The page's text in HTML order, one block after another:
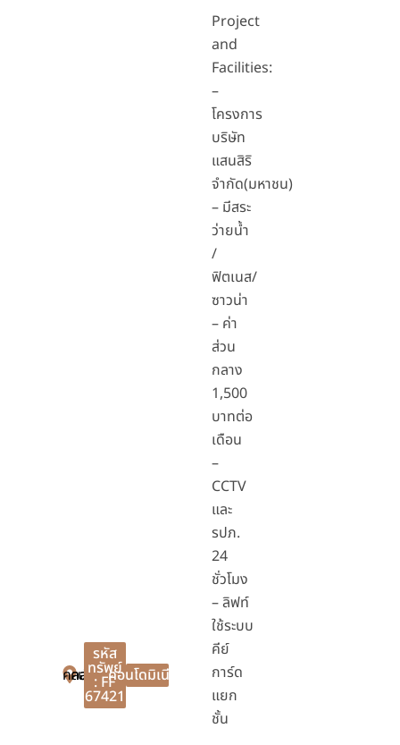
คลองหลวง
คลองหลวง
ปทุมธานี
รหัส
ทรัพย์
: FF
67421
คอนโดมิเนียม
Project
and
Facilities:
–
โครงการ
บริษัท
แสนสิริ
จำกัด(มหาชน)
– มีสระ
ว่ายน้ำ
/
ฟิตเนส/
ซาวน่า
– ค่า
ส่วน
กลาง
1,500
บาทต่อ
เดือน
–
CCTV
และ
รปภ.
24
ชั่วโมง
– ลิฟท์
ใช้ระบบ
คีย์
การ์ด
แยก
ชั้น